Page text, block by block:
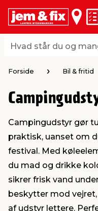
Hvad står du og
Hvad står du og
loft & vægge
vinduer
brædder
& varme
& ophæng
& opbevaring
& armatur
& ventilation
Home
& kemikalier
& fugemasse
af værktøj
maskiner
Forside Bil & fritid
Campingudstyr gør
praktisk, uanset om
festival. Med
du mad og drikke
sikrer frisk vand
beskytter mod
af udstyr lettere.